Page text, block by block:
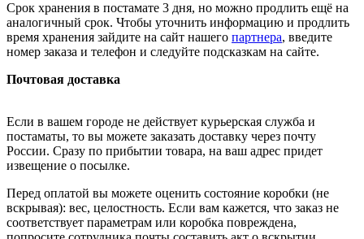
Срок хранения в постамате 3 дня, но можно продлить ещё на
аналогичный срок. Чтобы уточнить информацию и продлить
время хранения зайдите на сайт нашего партнера, введите
номер заказа и телефон и следуйте подсказкам на сайте.
Почтовая доставка
Если в вашем городе не действует курьерская служба и
постаматы, то вы можете заказать доставку через почту
России. Сразу по прибытии товара, на ваш адрес придет
извещение о посылке.
Перед оплатой вы можете оценить состояние коробки (не
вскрывая): вес, целостность. Если вам кажется, что заказ не
соответствует параметрам или коробка повреждена,